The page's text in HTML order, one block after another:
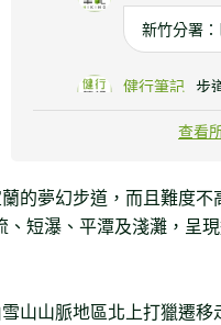
新竹分署
健行筆記 步
新竹分署
查看
的夢幻步道，而且難度不
短瀑、平潭及淺灘，呈
山山脈地區北上打獵遷移